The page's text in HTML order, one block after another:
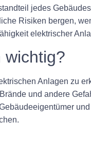
jedes
Risiken bergen,
elektrischer
wichtig?
Anlagen zu
und andere